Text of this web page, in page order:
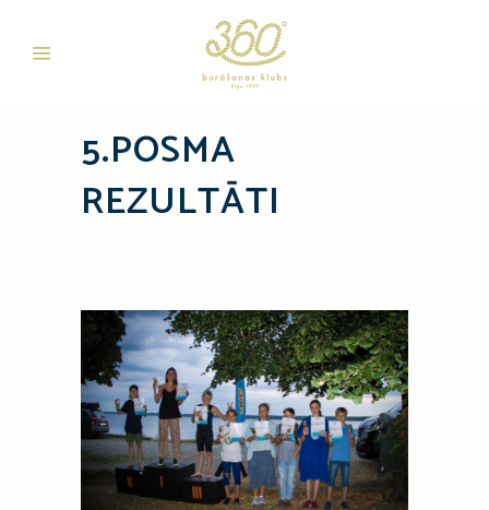
5.POSMA
REZULTĀTI